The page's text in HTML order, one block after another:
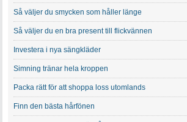
Så väljer du smycken som håller länge
Så väljer du en bra present till flickvännen
Investera i nya sängkläder
Simning tränar hela kroppen
Packa rätt för att shoppa loss utomlands
Finn den bästa hårfönen